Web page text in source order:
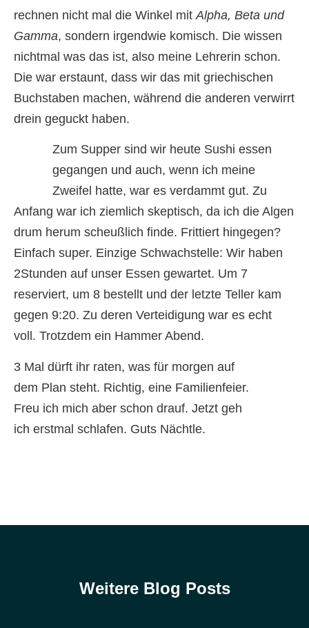
rechnen nicht mal die Winkel mit Alpha, Beta und
Gamma, sondern irgendwie komisch. Die wissen
nichtmal was das ist, also meine Lehrerin schon.
Die war erstaunt, dass wir das mit griechischen
Buchstaben machen, während die anderen verwirrt
drein geguckt haben.
Zum Supper sind wir heute Sushi essen
gegangen und auch, wenn ich meine
Zweifel hatte, war es verdammt gut. Zu
Anfang war ich ziemlich skeptisch, da ich die Algen
drum herum scheußlich finde. Frittiert hingegen?
Einfach super. Einzige Schwachstelle: Wir haben
2Stunden auf unser Essen gewartet. Um 7
reserviert, um 8 bestellt und der letzte Teller kam
gegen 9:20. Zu deren Verteidigung war es echt
voll. Trotzdem ein Hammer Abend.
3 Mal dürft ihr raten, was für morgen auf
dem Plan steht. Richtig, eine Familienfeier.
Freu ich mich aber schon drauf. Jetzt geh
ich erstmal schlafen. Guts Nächtle.
Weitere Blog Posts